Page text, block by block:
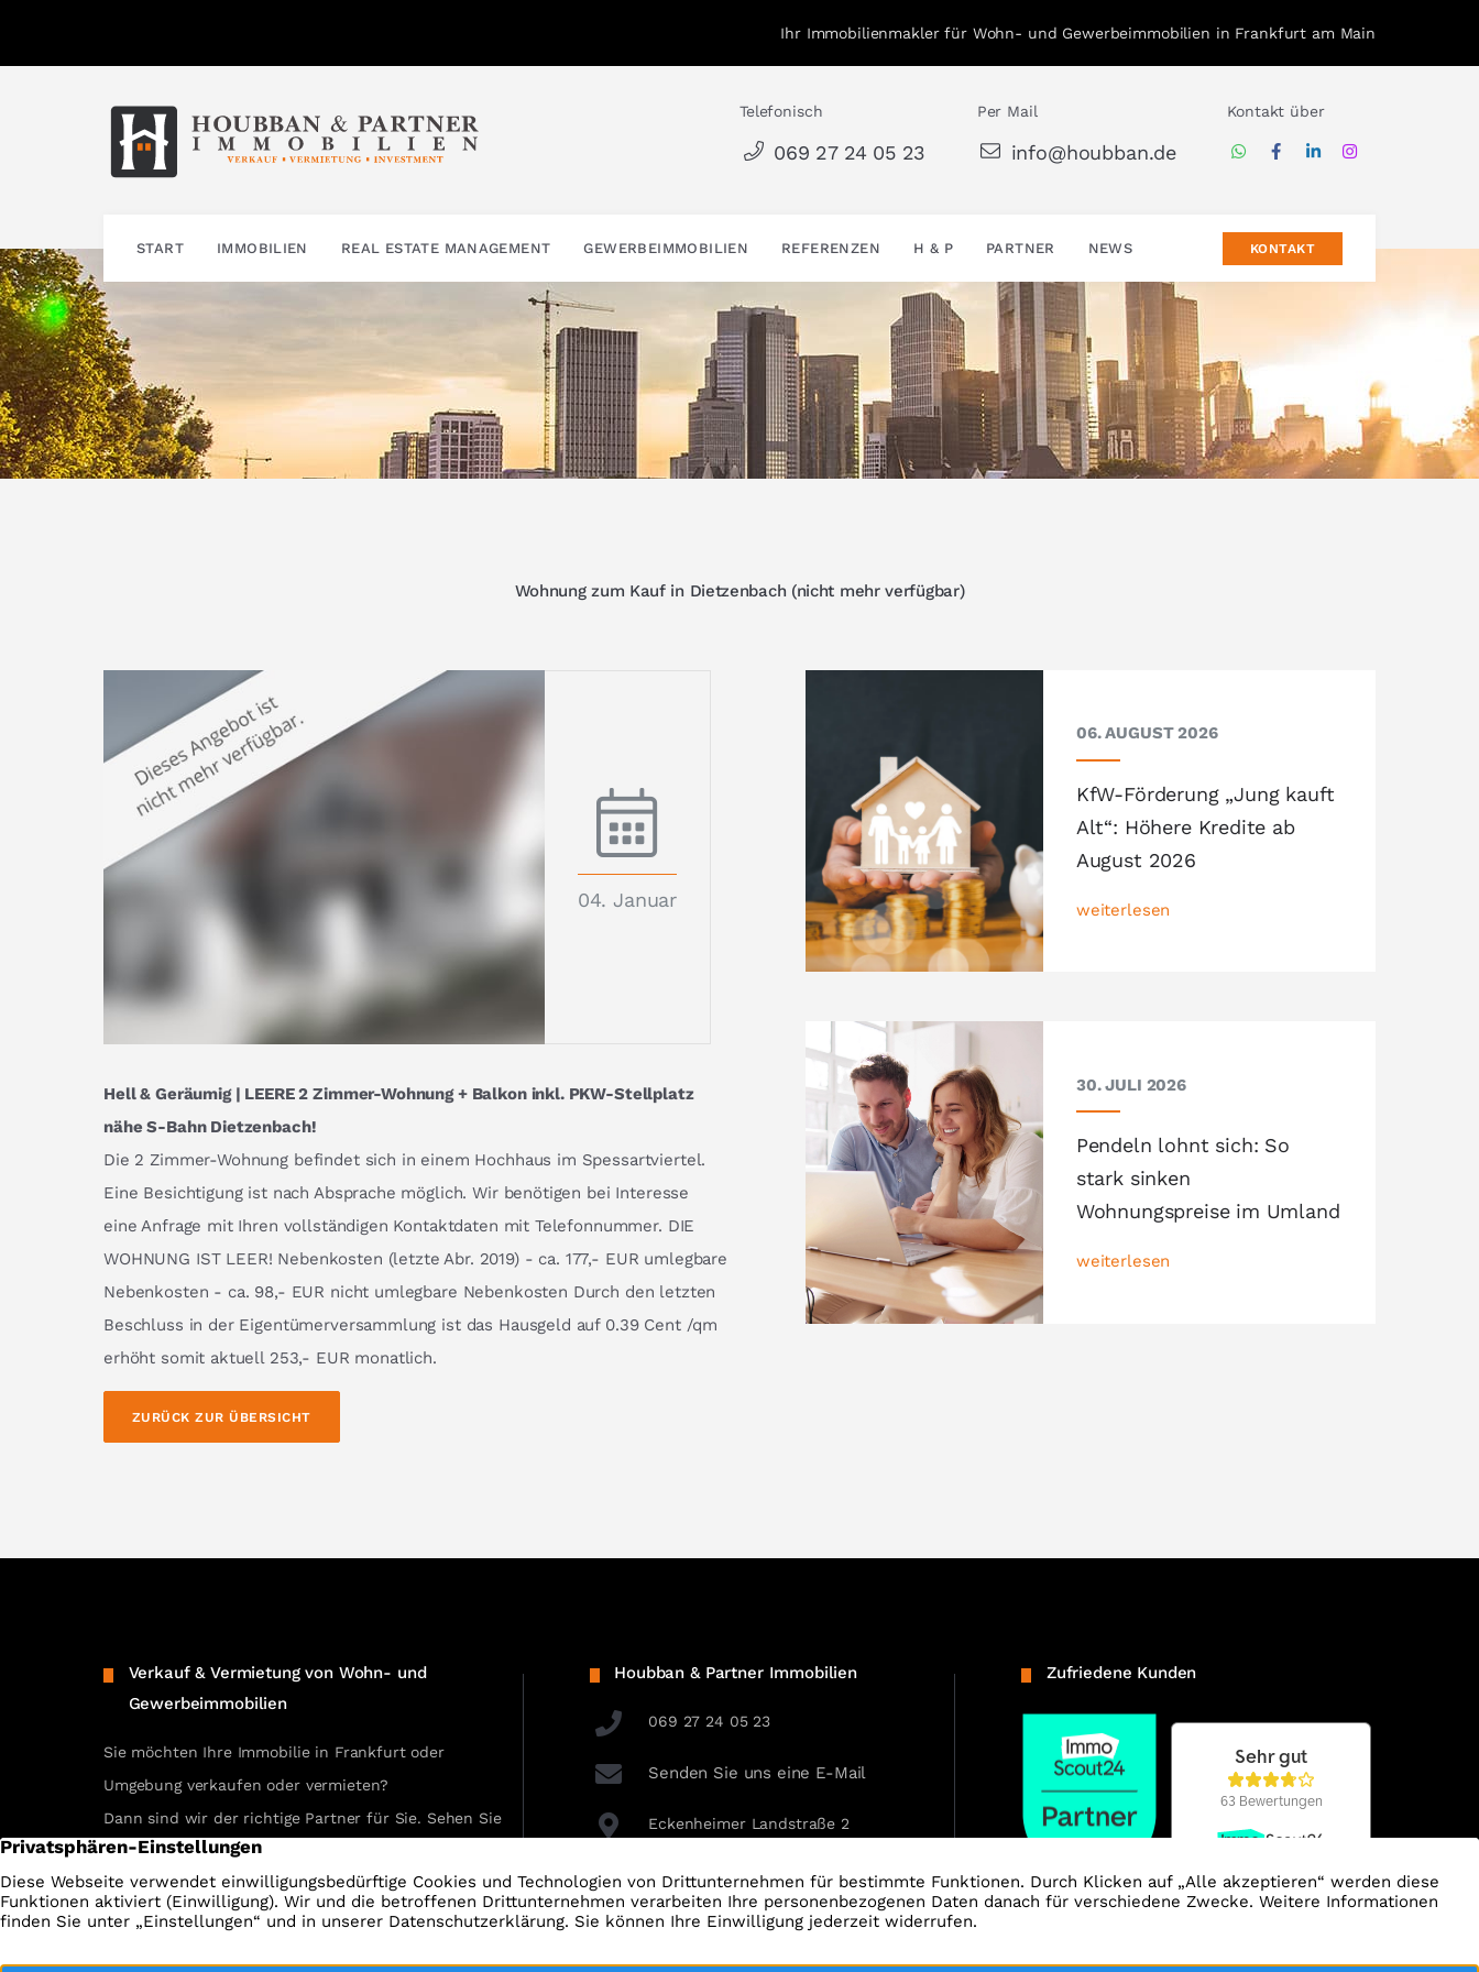
Ihr Immobilienmakler für Wohn- und Gewerbeimmobilien in Frankfurt am Main
Telefonisch
069 27 24 05 23
Per Mail
info@houbban.de
Kontakt über
START IMMOBILIEN REAL ESTATE MANAGEMENT GEWERBEIMMOBILIEN REFERENZEN H & P PARTNER NEWS KONTAKT
Wohnung zum Kauf in Dietzenbach (nicht mehr verfügbar)
04. Januar
Hell & Geräumig | LEERE 2 Zimmer-Wohnung + Balkon inkl. PKW-Stellplatz
nähe S-Bahn Dietzenbach!
Die 2 Zimmer-Wohnung befindet sich in einem Hochhaus im Spessartviertel.
Eine Besichtigung ist nach Absprache möglich. Wir benötigen bei Interesse
eine Anfrage mit Ihren vollständigen Kontaktdaten mit Telefonnummer. DIE
WOHNUNG IST LEER! Nebenkosten (letzte Abr. 2019) - ca. 177,- EUR umlegbare
Nebenkosten - ca. 98,- EUR nicht umlegbare Nebenkosten Durch den letzten
Beschluss in der Eigentümerversammlung ist das Hausgeld auf 0.39 Cent /qm
erhöht somit aktuell 253,- EUR monatlich.
ZURÜCK ZUR ÜBERSICHT
06. AUGUST 2026
KfW-Förderung „Jung kauft
Alt“: Höhere Kredite ab
August 2026
weiterlesen
30. JULI 2026
Pendeln lohnt sich: So
stark sinken
Wohnungspreise im Umland
weiterlesen
Verkauf & Vermietung von Wohn- und
Gewerbeimmobilien
Sie möchten Ihre Immobilie in Frankfurt oder
Umgebung verkaufen oder vermieten?
Dann sind wir der richtige Partner für Sie. Sehen Sie
selbst unsere erfolgreichen Referenzen.
REFERENZEN ANSEHEN
Houbban & Partner Immobilien
069 27 24 05 23
Senden Sie uns eine E-Mail
Eckenheimer Landstraße 2
Zufriedene Kunden